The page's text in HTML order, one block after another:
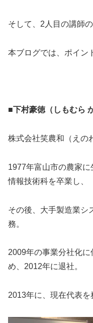
そして、2人目の講師
本ブログでは、ポイン
■下村豪徳（しもむら
株式会社笑農和（えの
1977年富山市の農家
情報技術科を卒業し、
その後、大手製造業シ
務。
2009年の事業分社化
め、2012年に退社。
2013年に、現在代表を